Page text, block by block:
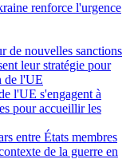
renforce l'urgence
de nouvelles sanctions
leur stratégie pour
de l'UE
l'UE s'engagent à
pour accueillir les
entre États membres
de la guerre en